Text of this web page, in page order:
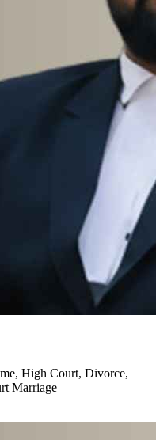
High Court, Divorce,
Marriage